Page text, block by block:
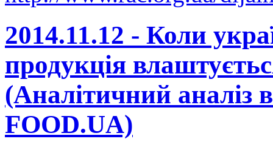
2014.11.12 - Коли
продукція
(Аналітичний аналіз
FOOD.UA)